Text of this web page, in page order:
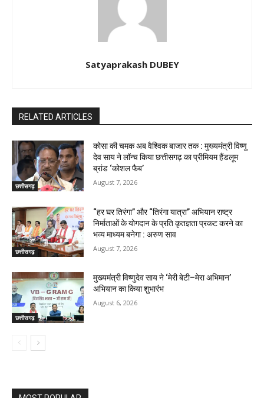
Satyaprakash DUBEY
RELATED ARTICLES
छत्तीसगढ़
कोसा की चमक अब वैश्विक बाजार तक : मुख्यमंत्री विष्णु
देव साय ने लॉन्च किया छत्तीसगढ़ का प्रीमियम हैंडलूम
ब्रांड ‘कोशल फैब’
August 7, 2026
छत्तीसगढ़
“हर घर तिरंगा” और “तिरंगा यात्रा” अभियान राष्ट्र
निर्माताओं के योगदान के प्रति कृतज्ञता प्रकट करने का
भव्य माध्यम बनेगा : अरुण साव
August 7, 2026
छत्तीसगढ़
मुख्यमंत्री विष्णुदेव साय ने ‘मेरी बेटी–मेरा अभिमान’
अभियान का किया शुभारंभ
August 6, 2026